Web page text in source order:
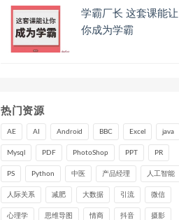
学霸厂长 这套课能让
你成为学霸
热门资源
AE AI Android BBC Excel java
Mysql PDF PhotoShop PPT PR
PS Python 中医 产品经理 人工智能
人际关系 减肥 大数据 引流 微信
心理学 思维导图 情商 抖音 摄影